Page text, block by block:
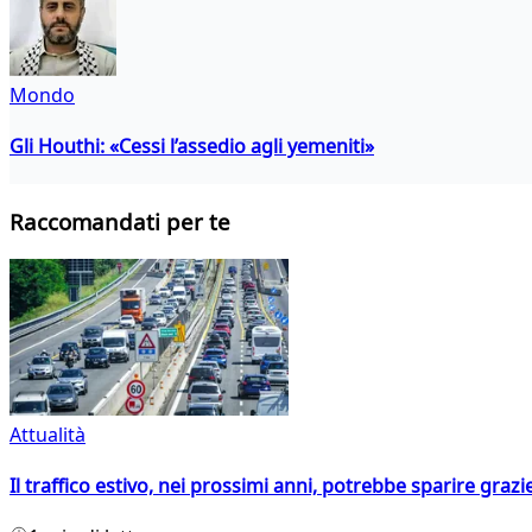
Mondo
Gli Houthi: «Cessi l’assedio agli yemeniti»
Raccomandati per te
Attualità
Il traffico estivo, nei prossimi anni, potrebbe sparire